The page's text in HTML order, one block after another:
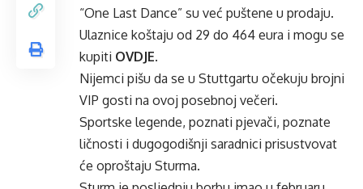
“One Last Dance” su već puštene u prodaju.
Ulaznice koštaju od 29 do 464 eura i mogu se
kupiti OVDJE.
Nijemci pišu da se u Stuttgartu očekuju brojni
VIP gosti na ovoj posebnoj večeri.
Sportske legende, poznati pjevači, poznate
ličnosti i dugogodišnji saradnici prisustvovat
će oproštaju Sturma.